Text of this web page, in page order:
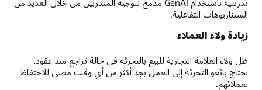
السيناريوهات التفاعلية.
زيادة ولاء العملاء
ظل ولاء العلامة التجارية للبيع بالتجزئة في حالة تراجع منذ عقود.
يحتاج بائعو التجزئة إلى العمل بجِد أكثر من أي وقت مضى للاحتفاظ
بعملائهم.